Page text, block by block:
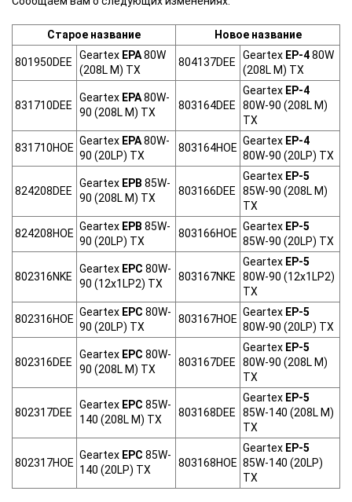
Старое название Новое название
801950DEE
Geartex EPA80W
(208L M) TX
804137DEE
Geartex EP-480W
(208L M) TX
831710DEE
Geartex EPA80W-
90 (208L M) TX
803164DEE
Geartex EP-4
80W-90 (208L M)
TX
831710HOE
Geartex EPA80W-
90 (20LP) TX
803164HOE
Geartex EP-4
80W-90 (20LP) TX
824208DEE
Geartex EPB 85W-
90 (208L M) TX
803166DEE
Geartex EP-5
85W-90 (208L M)
TX
824208HOE
Geartex EPB 85W-
90 (20LP) TX
803166HOE
Geartex EP-5
85W-90 (20LP) TX
802316NKE
Geartex EPC 80W-
90 (12x1LP2) TX
803167NKE
Geartex EP-5
80W-90 (12x1LP2)
TX
802316HOE
Geartex EPC 80W-
90 (20LP) TX
803167HOE
Geartex EP-5
80W-90 (20LP) TX
802316DEE
Geartex EPC 80W-
90 (208L M) TX
803167DEE
Geartex EP-5
80W-90 (208L M)
TX
802317DEE
Geartex EPC 85W-
140 (208L M) TX
803168DEE
Geartex EP-5
85W-140 (208L M)
TX
802317HOE
Geartex EPC 85W-
140 (20LP) TX
803168HOE
Geartex EP-5
85W-140 (20LP)
TX